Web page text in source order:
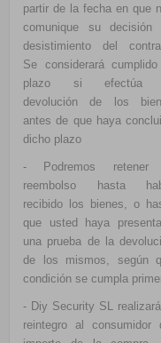
partir de la fecha en que
comunique su decisión
desistimiento del
Se considerará
plazo si efectúa
devolución de los
antes de que haya
dicho plazo
- Podremos retener
reembolso hasta
recibido los bienes, o
que usted haya
una prueba de la
de los mismos, según
condición se cumpla
- Diy Security SL
reintegro al consumidor